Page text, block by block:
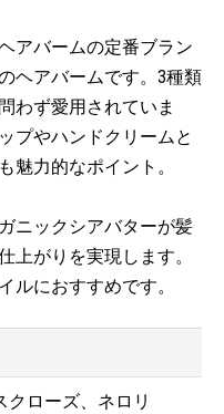
アバームの定番ブラン
ヘアバームです。3種類
わず愛用されていま
プやハンドクリームと
魅力的なポイント。
ニックシアバターが髪
上がりを実現します。
ルにおすすめです。
クローズ、ネロリ